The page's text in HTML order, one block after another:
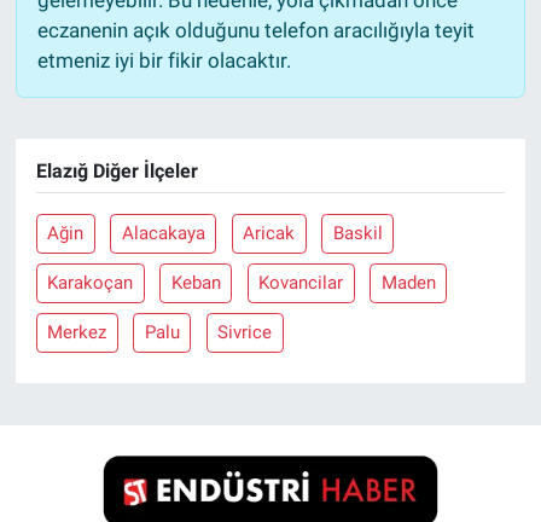
eczanenin açık olduğunu telefon aracılığıyla teyit
etmeniz iyi bir fikir olacaktır.
Elazığ Diğer İlçeler
Ağin Alacakaya Aricak Baskil
Karakoçan Keban Kovancilar Maden
Merkez Palu Sivrice